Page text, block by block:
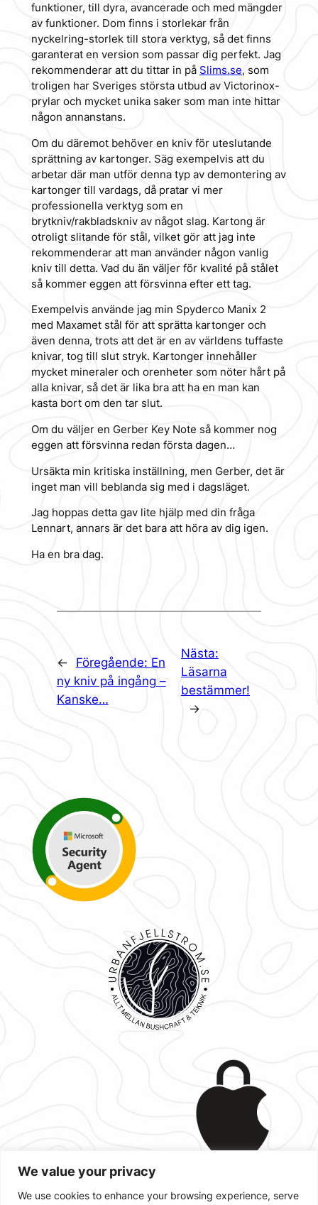
We value your privacy
We use cookies to enhance your browsing experience, serve
funktioner, till dyra, avancerade och med mängder
av funktioner. Dom finns i storlekar från
nyckelring-storlek till stora verktyg, så det finns
garanterat en version som passar dig perfekt. Jag
rekommenderar att du tittar in på Slims.se, som
troligen har Sveriges största utbud av Victorinox-
prylar och mycket unika saker som man inte hittar
någon annanstans.
Om du däremot behöver en kniv för uteslutande
sprättning av kartonger. Säg exempelvis att du
arbetar där man utför denna typ av demontering av
kartonger till vardags, då pratar vi mer
professionella verktyg som en
brytkniv/rakbladskniv av något slag. Kartong är
otroligt slitande för stål, vilket gör att jag inte
rekommenderar att man använder någon vanlig
kniv till detta. Vad du än väljer för kvalité på stålet
så kommer eggen att försvinna efter ett tag.
Exempelvis använde jag min Spyderco Manix 2
med Maxamet stål för att sprätta kartonger och
även denna, trots att det är en av världens tuffaste
knivar, tog till slut stryk. Kartonger innehåller
mycket mineraler och orenheter som nöter hårt på
alla knivar, så det är lika bra att ha en man kan
kasta bort om den tar slut.
Om du väljer en Gerber Key Note så kommer nog
eggen att försvinna redan första dagen…
Ursäkta min kritiska inställning, men Gerber, det är
inget man vill beblanda sig med i dagsläget.
Jag hoppas detta gav lite hjälp med din fråga
Lennart, annars är det bara att höra av dig igen.
Ha en bra dag.
← Föregående: En
ny kniv på ingång –
Kanske…
Nästa:
Läsarna
bestämmer!
→